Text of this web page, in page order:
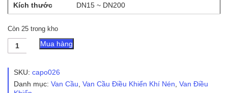
Kích thước DN15 ~ DN200
Còn 25 trong kho
Van
cầu
khiển
nén
Mua hàng
SKU: capo026
Danh mục: Van Cầu, Van Cầu Điều Khiển Khí Nén, Van Điều